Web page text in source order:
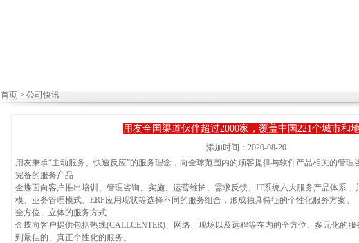
首页 > 公司快讯
用友全国渠道伙伴超过2000家，覆盖中国221个城市和
添加时间：2020-08-20
用友秉承“主动服务、快速反应”的服务理念，向全球范围内的顾客提供与软件产品相关的管理
完备的服务产品
金蝶面向客户推出培训、管理咨询、实施、运营维护、需求反馈、IT系统六大服务产品体系，
模、业务管理模式、ERP应用现状等选择不同的服务组合，形成独具特征的个性化服务方案。
全方位、立体的服务方式
金蝶向客户提供包括热线(CALLCENTER)、网络、现场以及远程等在内的全方位、多元化的
到最佳的、真正个性化的服务。